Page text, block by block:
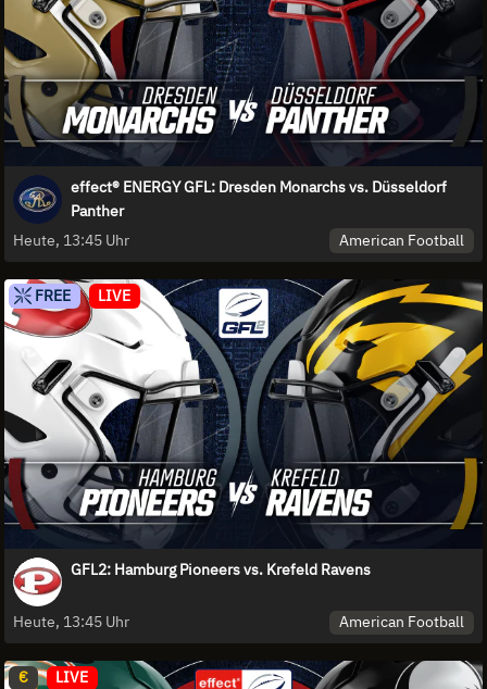
effect® ENERGY GFL: Dresden Monarchs vs. Düsseldorf
Panther
Heute, 13:45 Uhr
American Football
FREE LIVE
GFL2: Hamburg Pioneers vs. Krefeld Ravens
Heute, 13:45 Uhr American Football
€ LIVE